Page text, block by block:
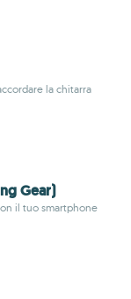
la chitarra
Gear)
il tuo smartphone